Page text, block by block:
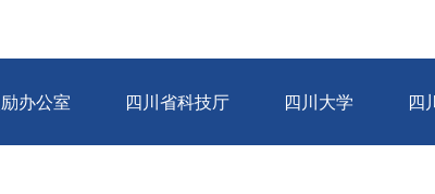
办公室 四川省科技厅 四川大学 四